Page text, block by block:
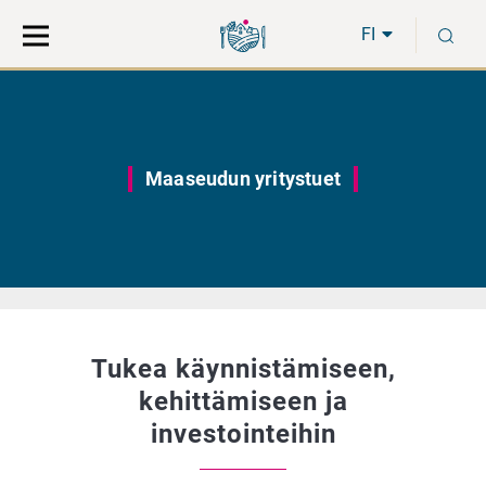
suoraan
sisältöön
koko
sivuston
FI
Maaseudun yritystuet
Tukea käynnistämiseen,
kehittämiseen ja
investointeihin